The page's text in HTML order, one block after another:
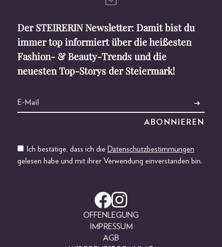
Der STEIRERIN Newsletter: Damit bist du
immer top informiert über die heißesten
Fashion- & Beauty-Trends und die
neuesten Top-Storys der Steiermark!
Ich bestätige, dass ich die Datenschutzbestimmungen
gelesen habe und mit ihrer Verwendung einverstanden bin.
OFFENLEGUNG
IMPRESSUM
AGB